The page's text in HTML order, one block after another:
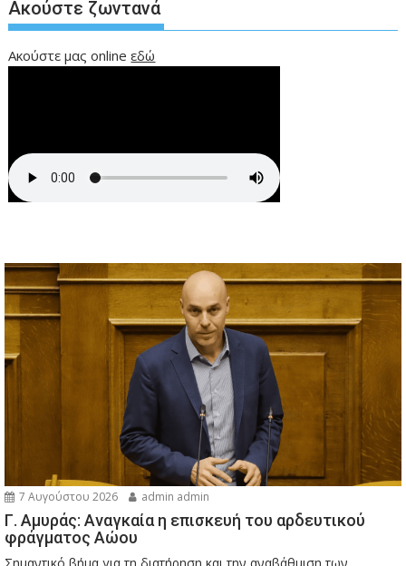
Ακούστε ζωντανά
Ακούστε μας onlineεδώ
7 Αυγούστου 2026 admin admin
Γ. Αμυράς: Αναγκαία η επισκευή του αρδευτικού
φράγματος Αώου